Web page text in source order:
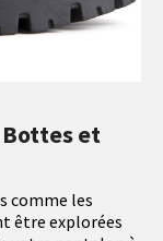
Bottes et
comme les
être explorées